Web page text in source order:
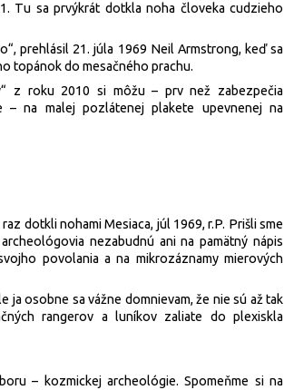
Tu sa prvýkrát dotkla noha človeka cudzieho
prehlásil 21. júla 1969 Neil Armstrong, keď sa
topánok do mesačného prachu.
z roku 2010 si môžu – prv než zabezpečia
– na malej pozlátenej plakete upevnenej na
dotkli nohami Mesiaca, júl 1969, r.P. Prišli sme
nezabudnú ani na pamätný nápis
povolania a na mikrozáznamy mierových
ja osobne sa vážne domnievam, že nie sú až tak
rangerov a luníkov zaliate do plexiskla
– kozmickej archeológie. Spomeňme si na